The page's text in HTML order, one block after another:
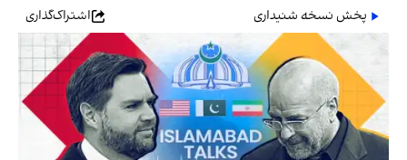
پخش نسخه شنیداری
اشتراک‌گذاری